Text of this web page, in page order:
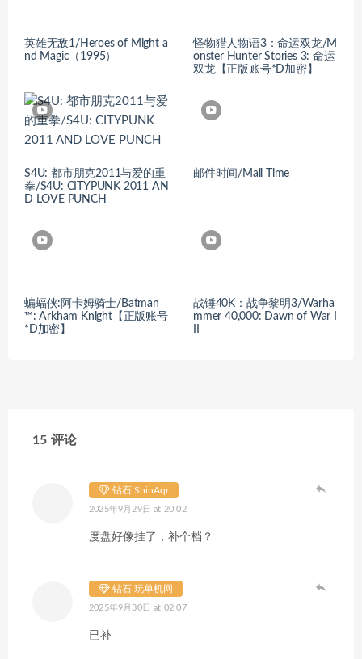
英雄无敌1/Heroes of Might a
nd Magic（1995）
怪物猎人物语3：命运双龙/M
onster Hunter Stories 3: 命运
双龙【正版账号*D加密】
S4U: 都市朋克2011与爱的重
拳/S4U: CITYPUNK 2011 AN
D LOVE PUNCH
邮件时间/Mail Time
蝙蝠侠:阿卡姆骑士/Batman
™: Arkham Knight【正版账号
*D加密】
战锤40K：战争黎明3/Warha
mmer 40,000: Dawn of War I
15 评论
钻石 ShinAqr
2025年9月29日 at 20:02
度盘好像挂了，补个档？
钻石 玩单机网
2025年9月30日 at 02:07
已补